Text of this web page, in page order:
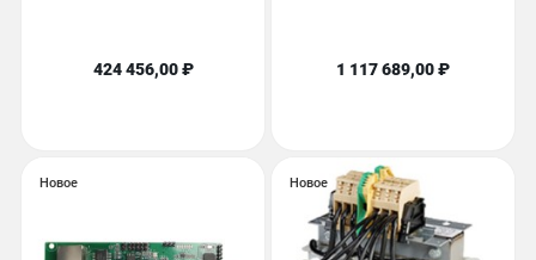
424 456,00 ₽ 1 117 689,00 ₽
Новое Новое